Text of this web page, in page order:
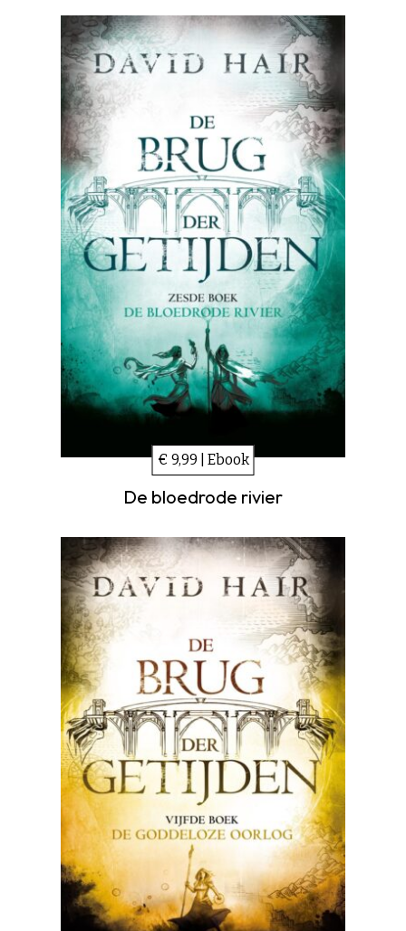
€ 9,99 | Ebook
De bloedrode rivier